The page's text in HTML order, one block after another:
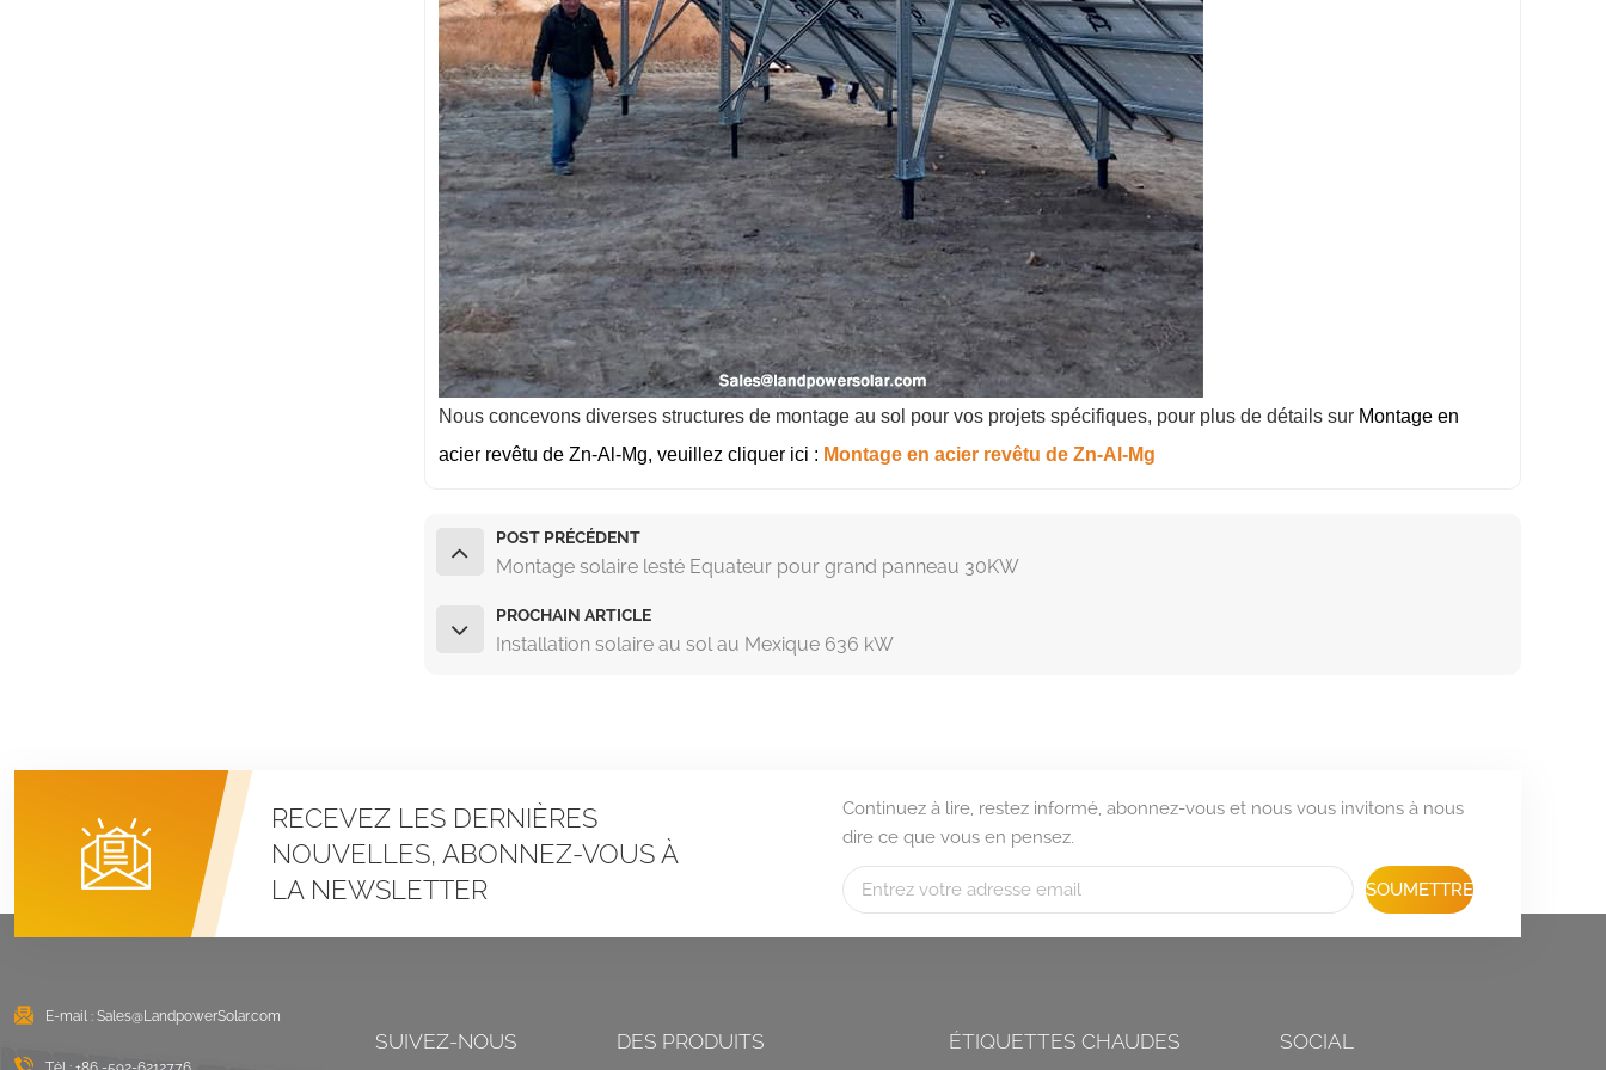
Nous concevons diverses structures de montage au sol pour vos projets spécifiques, pour plus de détails sur Montage en
acier revêtu de Zn-Al-Mg, veuillez cliquer ici : Montage en acier revêtu de Zn-Al-Mg
POST PRÉCÉDENT
Montage solaire lesté Equateur pour grand panneau 30KW
PROCHAIN ARTICLE
Installation solaire au sol au Mexique 636 kW
RECEVEZ LES DERNIÈRES
NOUVELLES, ABONNEZ-VOUS À
LA NEWSLETTER
Continuez à lire, restez informé, abonnez-vous et nous vous invitons à nous
dire ce que vous en pensez.
SOUMETTRE
E-mail : Sales@LandpowerSolar.com
SUIVEZ-NOUS DES PRODUITS ÉTIQUETTES CHAUDES SOCIAL